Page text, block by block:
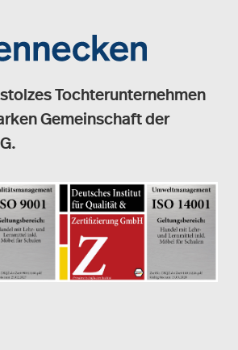
Tochterunternehmen
Gemeinschaft der